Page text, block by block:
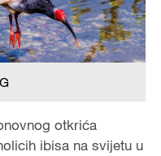
otkrića
ibisa na svijetu u